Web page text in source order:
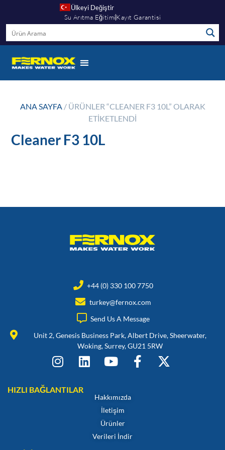
Ülkeyi Değiştir
Su Arıtma EğitimiKayıt Garantisi
ANA SAYFA/ ÜRÜNLER “CLEANER F3 10L” OLARAK
ETIKETLENDI
Cleaner F3 10L
+44 (0) 330 100 7750
turkey@fernox.com
Send Us A Message
Unit 2, Genesis Business Park, Albert Drive, Sheerwater,
Woking, Surrey, GU21 5RW
HIZLI BAĞLANTILAR
Hakkımızda
İletişim
Ürünler
Verileri İndir